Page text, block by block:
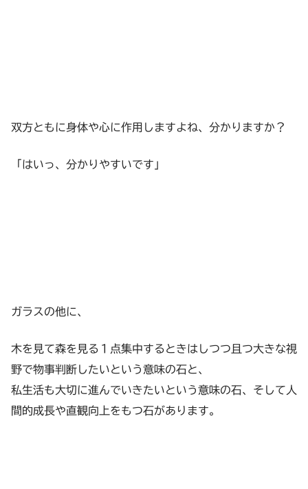
双方ともに身体や心に作用しますよね、分かりますか？
「はいっ、分かりやすいです」
ガラスの他に、
木を見て森を見る１点集中するときはしつつ且つ大きな視
野で物事判断したいという意味の石と、
私生活も大切に進んでいきたいという意味の石、そして人
間的成長や直観向上をもつ石があります。